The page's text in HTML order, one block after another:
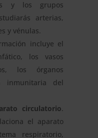
y los grupos
arterias,
y vénulas.
incluye el
los vasos
los órganos
inmunitaria del
circulatorio.
el aparato
respiratorio,